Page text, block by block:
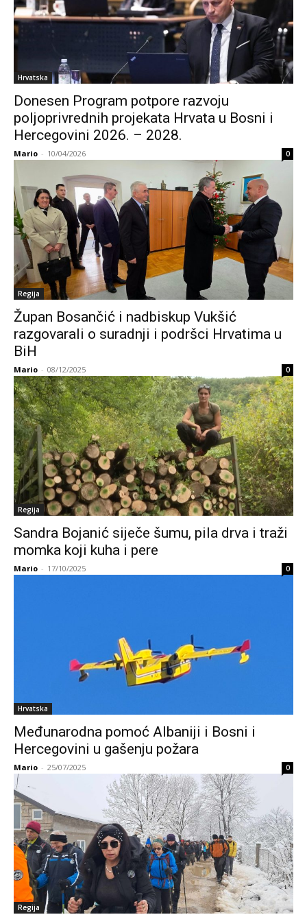
Hrvatska
Donesen Program potpore razvoju
poljoprivrednih projekata Hrvata u Bosni i
Hercegovini 2026. – 2028.
Mario - 10/04/2026 0
Regija
Župan Bosančić i nadbiskup Vukšić
razgovarali o suradnji i podršci Hrvatima u
BiH
Mario - 08/12/2025 0
Regija
Sandra Bojanić siječe šumu, pila drva i traži
momka koji kuha i pere
Mario - 17/10/2025 0
Hrvatska
Međunarodna pomoć Albaniji i Bosni i
Hercegovini u gašenju požara
Mario - 25/07/2025 0
Regija